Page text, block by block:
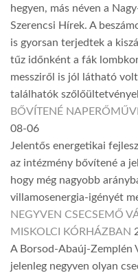
hegyen, más néven a
Szerencsi Hírek. A
is gyorsan terjedtek a
tűz időnként a fák
messziről is jól látható
találhatók
BŐVÍTENÉ
08-06
Jelentős energetikai
az intézmény bővítené a
hogy még nagyobb
villamosenergia-igényét
NEGYVEN CSECSEMŐ
MISKOLCI KÓRHÁZBAN
A Borsod-Abaúj-Zemplén
jelenleg negyven olyan